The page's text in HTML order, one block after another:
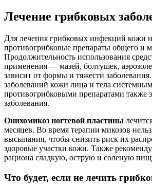
Лечение грибковых
Для лечения грибковых инфекций кожи
противогрибковые препараты общего и
Продолжительность использования
применения — мазей, болтушек,
зависит от формы и тяжести
заболеваний кожи лица и тела
противогрибковыми препаратами также
заболевания.
Онихомикоз ногтевой пластины
месяцев. Во время терапии микозов
высыпания, чтобы снизить риск их
здоровые участки кожи. Также
рациона сладкую, острую и соленую
Что будет, если не лечить